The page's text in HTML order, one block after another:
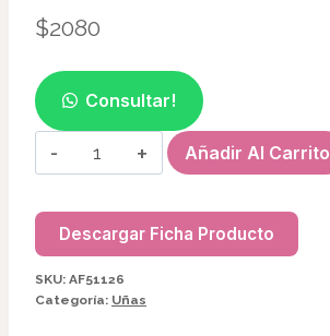
$2080
Consultar!
BANDEJA
RECICLABLE
cantidad
Añadir Al Carrito
Descargar Ficha Producto
SKU: AF51126
Categoría: Uñas